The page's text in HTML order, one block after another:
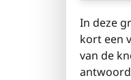
In deze
kort een
van de